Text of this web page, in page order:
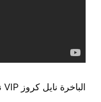
الباخرة نايل كروز VIP نجوم Nile Cruise